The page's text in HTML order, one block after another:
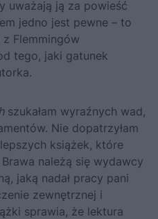
uważają ją za powieść
jedno jest pewne – to
Flemmingów
tego, jaki gatunek
szukałam wyraźnych wad,
Nie dopatrzyłam
książek, które
należą się wydawcy
jaką nadał pracy pani
zewnętrznej i
sprawia, że lektura